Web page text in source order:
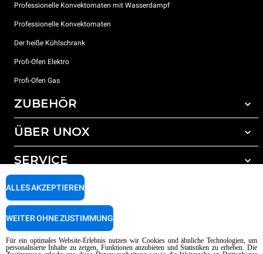
Professionelle Konvektomaten mit Wasserdampf
Professionelle Konvektomaten
Der heiße Kühlschrank
Profi-Ofen Elektro
Profi-Ofen Gas
ZUBEHÖR
Gesamtes Zubehör
Wasseraufbereitung mit Kunstharzfiltern
Wasseraufbereitung durch Umkehrosmose
ÜBER UNOX
Unsere Standorte weltweit
SERVICE
Unox garantie
Händler Suche
AI Content Disclaimer Privacy policy Cookie policy
Für ein optimales Website-Erlebnis nutzen wir Cookies und ähnliche Technologien, um
personalisierte Inhalte zu zeigen, Funktionen anzubieten und Statistiken zu erheben. Die
ALLES AKZEPTIEREN
WEITER OHNE ZUSTIMMUNG